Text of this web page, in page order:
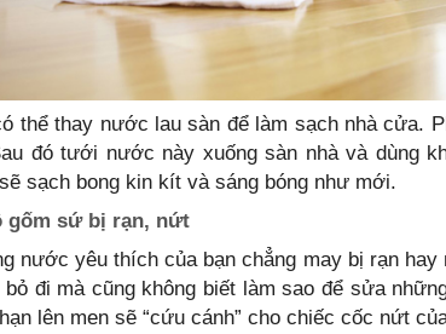
thể thay nước lau sàn để làm sạch nhà cửa.
đó tưới nước này xuống sàn nhà và dùng
sạch bong kin kít và sáng bóng như mới.
gốm sứ bị rạn, nứt
nước yêu thích của bạn chẳng may bị rạn
bỏ đi mà cũng không biết làm sao để sửa
lên men sẽ “cứu cánh” cho chiếc cốc nứt